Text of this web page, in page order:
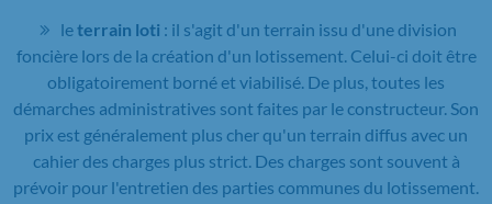
leterrain loti : il s'agit d'un terrain issu d'une division
foncière lors de la création d'un lotissement. Celui-ci doit être
obligatoirement borné et viabilisé. De plus, toutes les
démarches administratives sont faites par le constructeur. Son
prix est généralement plus cher qu'un terrain diffus avec un
cahier des charges plus strict. Des charges sont souvent à
prévoir pour l'entretien des parties communes du lotissement.